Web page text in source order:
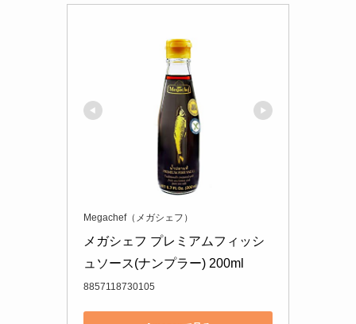
Megachef（メガシェフ）
メガシェフ プレミアムフィッシ
ュソース(ナンプラー) 200ml
8857118730105